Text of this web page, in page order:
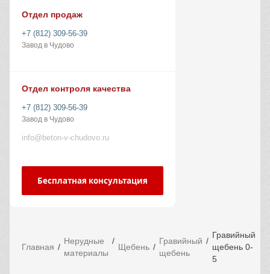
Отдел продаж
+7 (812) 309-56-39
Завод в Чудово
Отдел контроля качества
+7 (812) 309-56-39
Завод в Чудово
info@beton-v-chudovo.ru
Бесплатная консультация
Главная
Нерудные
материалы
Щебень
Гравийный
щебень
Гравийный
щебень 0-
5